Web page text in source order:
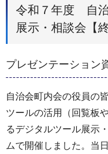
令和７年度 自
展示・相談会【
プレゼンテーション
自治会町内会の役員の
ツールの活用（回覧板
るデジタルツール展示
ムで開催しました。当